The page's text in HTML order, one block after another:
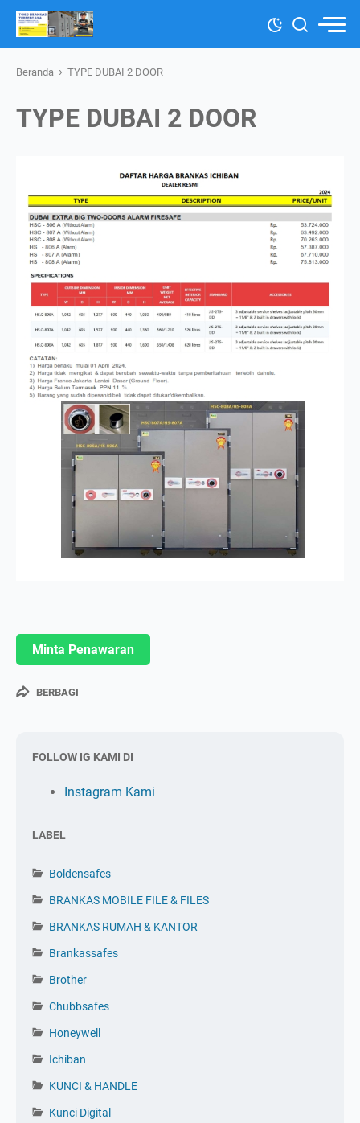
Beranda › TYPE DUBAI 2 DOOR
TYPE DUBAI 2 DOOR
Minta Penawaran
BERBAGI
FOLLOW IG KAMI DI
Instagram Kami
LABEL
Boldensafes
BRANKAS MOBILE FILE & FILES
BRANKAS RUMAH & KANTOR
Brankassafes
Brother
Chubbsafes
Honeywell
Ichiban
KUNCI & HANDLE
Kunci Digital